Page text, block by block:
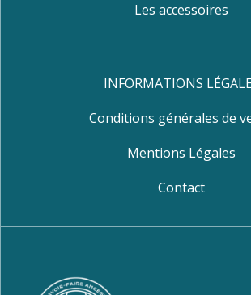
Les accessoires
INFORMATIONS
Conditions générales de
Mentions Légales
Contact